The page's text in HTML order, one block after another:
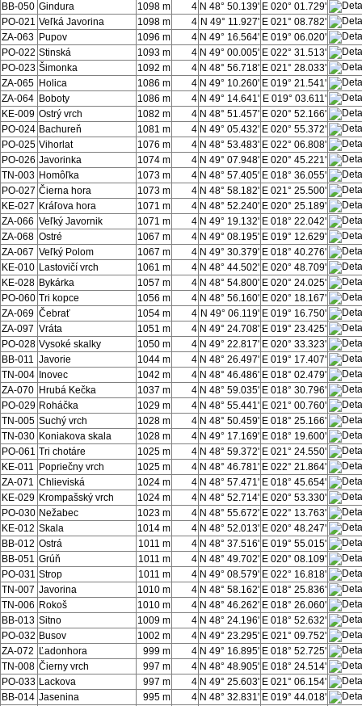
BB-050 Gindura 1098 m 4 N 48° 50.139' E 020° 01.729'
PO-021 Veľká Javorina 1098 m 4 N 49° 11.927' E 021° 08.782'
ZA-063 Pupov 1096 m 4 N 49° 16.564' E 019° 06.020'
PO-022 Stinská 1093 m 4 N 49° 00.005' E 022° 31.513'
PO-023 Šimonka 1092 m 4 N 48° 56.718' E 021° 28.033'
ZA-065 Holica 1086 m 4 N 49° 10.260' E 019° 21.541'
ZA-064 Boboty 1086 m 4 N 49° 14.641' E 019° 03.611'
KE-009 Ostrý vrch 1082 m 4 N 48° 51.457' E 020° 52.166'
PO-024 Bachureň 1081 m 4 N 49° 05.432' E 020° 55.372'
PO-025 Vihorlat 1076 m 4 N 48° 53.483' E 022° 06.808'
PO-026 Javorinka 1074 m 4 N 49° 07.948' E 020° 45.221'
TN-003 Homôľka 1073 m 4 N 48° 57.405' E 018° 36.055'
PO-027 Čierna hora 1073 m 4 N 48° 58.182' E 021° 25.500'
KE-027 Kráľova hora 1071 m 4 N 48° 52.240' E 020° 25.189'
ZA-066 Veľký Javornik 1071 m 4 N 49° 19.132' E 018° 22.042'
ZA-068 Ostré 1067 m 4 N 49° 08.195' E 019° 12.629'
ZA-067 Veľký Polom 1067 m 4 N 49° 30.379' E 018° 40.276'
KE-010 Lastovičí vrch 1061 m 4 N 48° 44.502' E 020° 48.709'
KE-028 Bykárka 1057 m 4 N 48° 54.800' E 020° 24.025'
PO-060 Tri kopce 1056 m 4 N 48° 56.160' E 020° 18.167'
ZA-069 Čebrať 1054 m 4 N 49° 06.119' E 019° 16.750'
ZA-097 Vráta 1051 m 4 N 49° 24.708' E 019° 23.425'
PO-028 Vysoké skalky 1050 m 4 N 49° 22.817' E 020° 33.323'
BB-011 Javorie 1044 m 4 N 48° 26.497' E 019° 17.407'
TN-004 Inovec 1042 m 4 N 48° 46.486' E 018° 02.479'
ZA-070 Hrubá Kečka 1037 m 4 N 48° 59.035' E 018° 30.796'
PO-029 Roháčka 1029 m 4 N 48° 55.441' E 021° 00.760'
TN-005 Suchý vrch 1028 m 4 N 48° 50.459' E 018° 25.166'
TN-030 Koniakova skala 1028 m 4 N 49° 17.169' E 018° 19.600'
PO-061 Tri chotáre 1025 m 4 N 48° 59.372' E 021° 24.550'
KE-011
Popriečny vrch 1025 m 4 N 48° 46.781' E 022° 21.864'
ZA-071 Chlieviská 1024 m 4 N 48° 57.471' E 018° 45.654'
KE-029 Krompašský vrch 1024 m 4 N 48° 52.714' E 020° 53.330'
PO-030 Nežabec 1023 m 4 N 48° 55.672' E 022° 13.763'
KE-012 Skala 1014 m 4 N 48° 52.013' E 020° 48.247'
BB-012 Ostrá 1011 m 4 N 48° 37.516' E 019° 55.015'
BB-051 Grúň 1011 m 4 N 48° 49.702' E 020° 08.109'
PO-031 Strop 1011 m 4 N 49° 08.579' E 022° 16.818'
TN-007 Javorina 1010 m 4 N 48° 58.162' E 018° 25.836'
TN-006 Rokoš 1010 m 4 N 48° 46.262' E 018° 26.060'
BB-013 Sitno 1009 m 4 N 48° 24.196' E 018° 52.632'
PO-032 Busov 1002 m 4 N 49° 23.295' E 021° 09.752'
ZA-072
Ľadonhora 999 m 4 N 49° 16.895' E 018° 52.725'
TN-008 Čierny vrch 997 m 4 N 48° 48.905' E 018° 24.514'
PO-033 Lackova 997 m 4 N 49° 25.603' E 021° 06.154'
BB-014 Jasenina 995 m 4 N 48° 32.831' E 019° 44.018'